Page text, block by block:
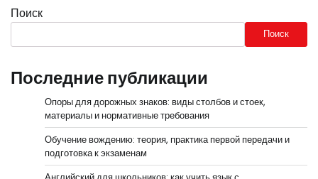
Поиск
Поиск
Последние публикации
Опоры для дорожных знаков: виды столбов и стоек,
материалы и нормативные требования
Обучение вождению: теория, практика первой передачи и
подготовка к экзаменам